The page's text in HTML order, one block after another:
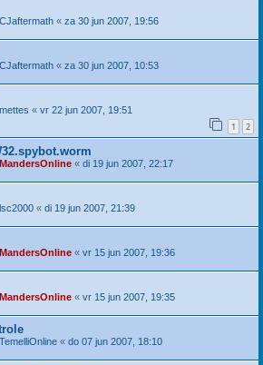
CJaftermath « za 30 jun 2007, 19:56
CJaftermath « za 30 jun 2007, 10:53
mettes « vr 22 jun 2007, 19:51
1 2
MandersOnline « di 19 jun 2007, 22:17
lsc2000 « di 19 jun 2007, 21:39
MandersOnline « vr 15 jun 2007, 19:36
MandersOnline « vr 15 jun 2007, 19:35
TemelliOnline « do 07 jun 2007, 18:10